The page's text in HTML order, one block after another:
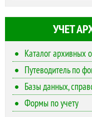
УЧЕТ
Каталог архивных
Путеводитель по
Базы данных,
Формы по учету